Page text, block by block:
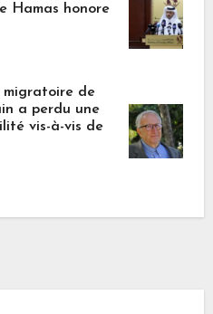
Hamas honore
migratoire de
a perdu une
vis-à-vis de